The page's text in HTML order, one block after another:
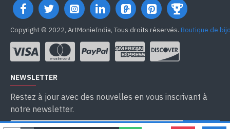
Copyright © 2022, ArtMonieIndia, Tous droits réservés. Boutique de
NEWSLETTER
Restez à jour avec des nouvelles en vous inscrivant à
notre newsletter.